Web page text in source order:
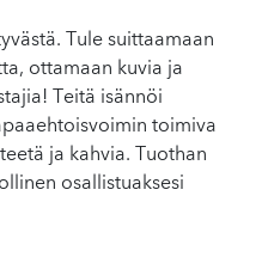
Tule suittaamaan
ottamaan kuvia ja
Teitä isännöi
toimiva
ja kahvia. Tuothan
osallistuaksesi